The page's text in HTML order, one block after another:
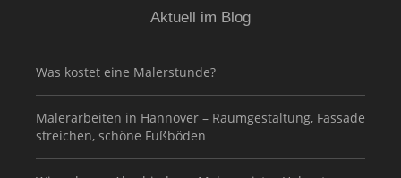
Aktuell im Blog
Was kostet eine Malerstunde?
Malerarbeiten in Hannover – Raumgestaltung, Fassade
streichen, schöne Fußböden